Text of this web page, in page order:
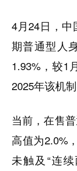
4月24日，
期普通型人
1.93%，较1
2025年该机
当前，在售
高值为2.0%
未触及“连